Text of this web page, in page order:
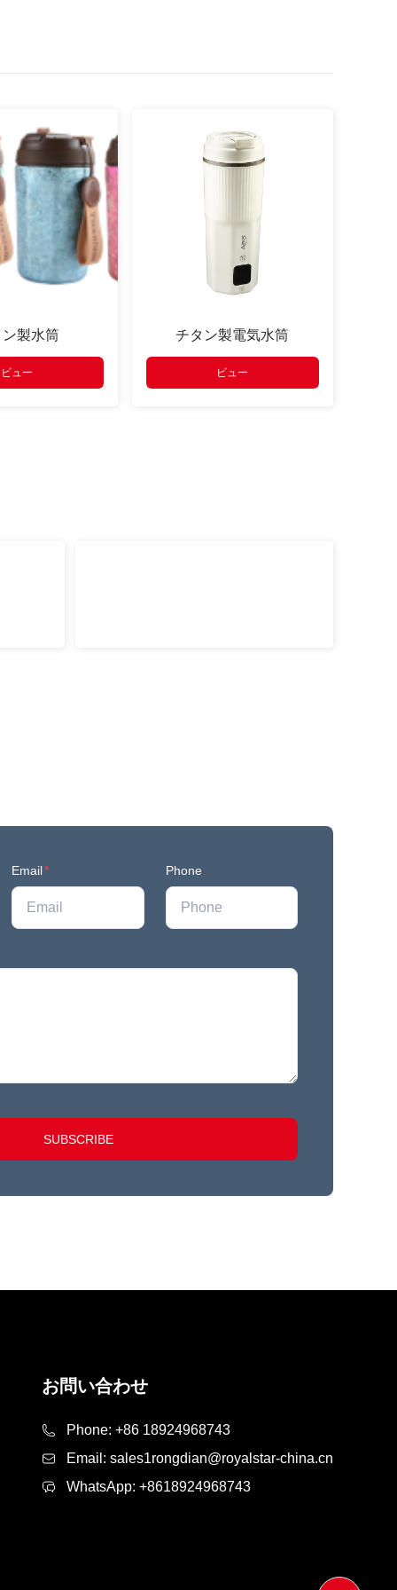
製水筒
ビュー
チタン製電気水筒
ビュー
Email* Phone
SUBSCRIBE
お問い合わせ
Phone: +86 18924968743
Email: sales1rongdian@royalstar-china.cn
WhatsApp: +8618924968743